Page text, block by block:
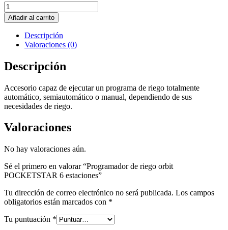
Programador
de
riego
orbit
POCKETSTAR
estaciones
cantidad
Añadir al carrito
Descripción
Valoraciones (0)
Descripción
Accesorio capaz de ejecutar un programa de riego totalmente
automático, semiautomático o manual, dependiendo de sus
necesidades de riego.
Valoraciones
No hay valoraciones aún.
Sé el primero en valorar “Programador de riego orbit
POCKETSTAR 6 estaciones”
Tu dirección de correo electrónico no será publicada. Los campos
obligatorios están marcados con *
Tu puntuación *